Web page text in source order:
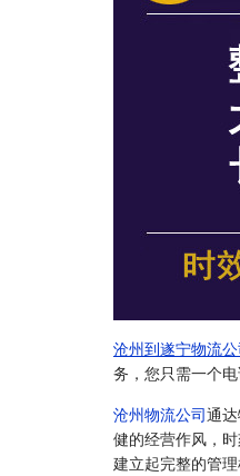
沧州到遂宁物流公
务，您只需一个
沧州物流公司通
健的经营作风，
建立起完整的管